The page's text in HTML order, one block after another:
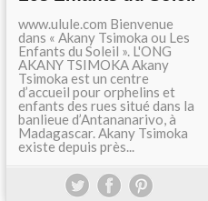
www.ulule.com Bienvenue
dans « Akany Tsimoka ou Les
Enfants du Soleil ». L'ONG
AKANY TSIMOKA Akany
Tsimoka est un centre
d’accueil pour orphelins et
enfants des rues situé dans la
banlieue d’Antananarivo, à
Madagascar. Akany Tsimoka
existe depuis près...